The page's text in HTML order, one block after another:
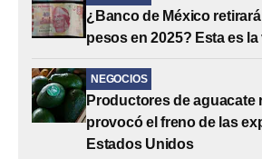
¿Banco de México
pesos en 2025? Esta es la
NEGOCIOS
Productores de aguacate
provocó el freno de las
Estados Unidos